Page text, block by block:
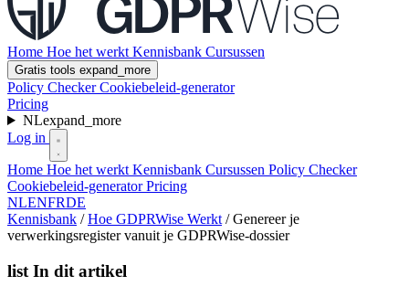
Home Hoe het werkt Kennisbank Cursussen
Gratis tools expand_more
Policy CheckerCookiebeleid-generator
Pricing
NLexpand_more
Log in
Home Hoe het werkt Kennisbank Cursussen Policy Checker
Cookiebeleid-generatorPricing
NLENFRDE
Kennisbank / Hoe GDPRWise Werkt / Genereer je
verwerkingsregister vanuit je GDPRWise-dossier
list In dit artikel